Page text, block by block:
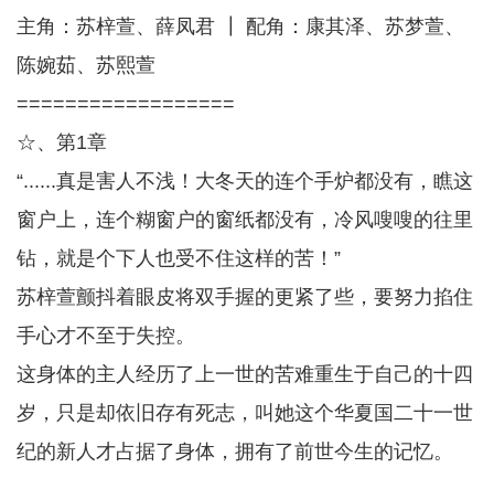
主角：苏梓萱、薛凤君 ┃ 配角：康其泽、苏梦萱、
陈婉茹、苏熙萱
==================
☆、第1章
“......真是害人不浅！大冬天的连个手炉都没有，瞧这
窗户上，连个糊窗户的窗纸都没有，冷风嗖嗖的往里
钻，就是个下人也受不住这样的苦！”
苏梓萱颤抖着眼皮将双手握的更紧了些，要努力掐住
手心才不至于失控。
这身体的主人经历了上一世的苦难重生于自己的十四
岁，只是却依旧存有死志，叫她这个华夏国二十一世
纪的新人才占据了身体，拥有了前世今生的记忆。